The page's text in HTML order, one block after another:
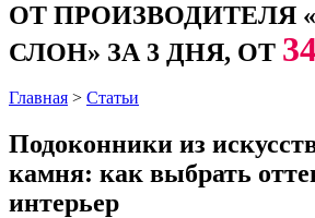
ОТ ПРОИЗВОДИТЕЛЯ
СЛОН» ЗА 3 ДНЯ, ОТ
Главная > Статьи
Подоконники из
камня: как выбрать
интерьер